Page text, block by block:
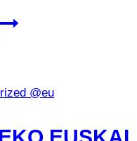
Hondarribiko
@eu